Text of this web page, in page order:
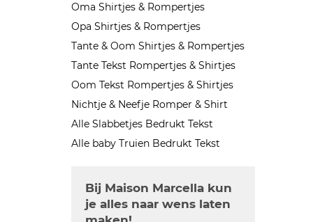
Oma Shirtjes & Rompertjes
Opa Shirtjes & Rompertjes
Tante & Oom Shirtjes & Rompertjes
Tante Tekst Rompertjes & Shirtjes
Oom Tekst Rompertjes & Shirtjes
Nichtje & Neefje Romper & Shirt
Alle Slabbetjes Bedrukt Tekst
Alle baby Truien Bedrukt Tekst
Bij Maison Marcella kun
je alles naar wens laten